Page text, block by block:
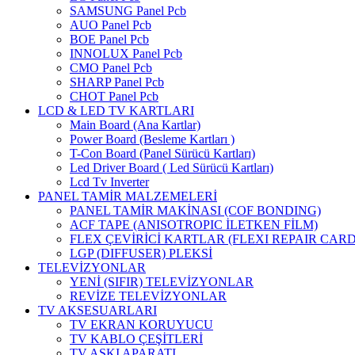
SAMSUNG Panel Pcb
AUO Panel Pcb
BOE Panel Pcb
INNOLUX Panel Pcb
CMO Panel Pcb
SHARP Panel Pcb
CHOT Panel Pcb
LCD & LED TV KARTLARI
Main Board (Ana Kartlar)
Power Board (Besleme Kartları )
T-Con Board (Panel Sürücü Kartları)
Led Driver Board ( Led Sürücü Kartları)
Lcd Tv Inverter
PANEL TAMİR MALZEMELERİ
PANEL TAMİR MAKİNASI (COF BONDING)
ACF TAPE (ANISOTROPIC İLETKEN FİLM)
FLEX ÇEVİRİCİ KARTLAR (FLEXI REPAIR
LGP (DIFFUSER) PLEKSİ
TELEVİZYONLAR
YENİ (SIFIR) TELEVİZYONLAR
REVİZE TELEVİZYONLAR
TV AKSESUARLARI
TV EKRAN KORUYUCU
TV KABLO ÇEŞİTLERİ